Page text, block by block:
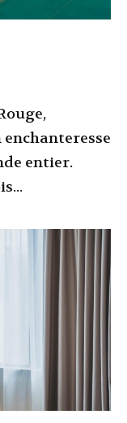
entier.